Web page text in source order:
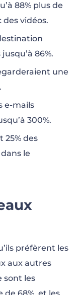
88% plus de
des vidéos.
86%.
une
e-mails
300%.
25% des
le
préfèrent les
aux autres
sont les